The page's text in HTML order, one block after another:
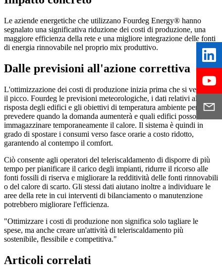
Le aziende energetiche che utilizzano Fourdeg Energy® hanno
segnalato una significativa riduzione dei costi di produzione, una
maggiore efficienza della rete e una migliore integrazione delle fonti
di energia rinnovabile nel proprio mix produttivo.
Dalle previsioni all'azione correttiva
L'ottimizzazione dei costi di produzione inizia prima che si verifichi
il picco. Fourdeg le previsioni meteorologiche, i dati relativi alla
risposta degli edifici e gli obiettivi di temperatura ambiente per
prevedere quando la domanda aumenterà e quali edifici possono
immagazzinare temporaneamente il calore. Il sistema è quindi in
grado di spostare i consumi verso fasce orarie a costo ridotto,
garantendo al contempo il comfort.
Ciò consente agli operatori del teleriscaldamento di disporre di più
tempo per pianificare il carico degli impianti, ridurre il ricorso alle
fonti fossili di riserva e migliorare la redditività delle fonti rinnovabili
o del calore di scarto. Gli stessi dati aiutano inoltre a individuare le
aree della rete in cui interventi di bilanciamento o manutenzione
potrebbero migliorare l'efficienza.
"Ottimizzare i costi di produzione non significa solo tagliare le
spese, ma anche creare un'attività di teleriscaldamento più
sostenibile, flessibile e competitiva."
Articoli correlati